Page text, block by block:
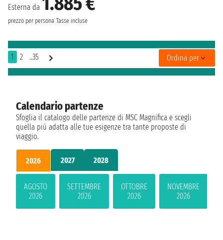
Esterna da
prezzo per persona Tasse incluse
1 2 ..35 Ordina per
Calendario partenze
Sfoglia il catalogo delle partenze di MSC Magnifica e scegli
quella più adatta alle tue esigenze tra tante proposte di
viaggio.
2026 2027 2028
AGOSTO
2026
SETTEMBRE
2026
OTTOBRE
2026
NOVEMBRE
2026